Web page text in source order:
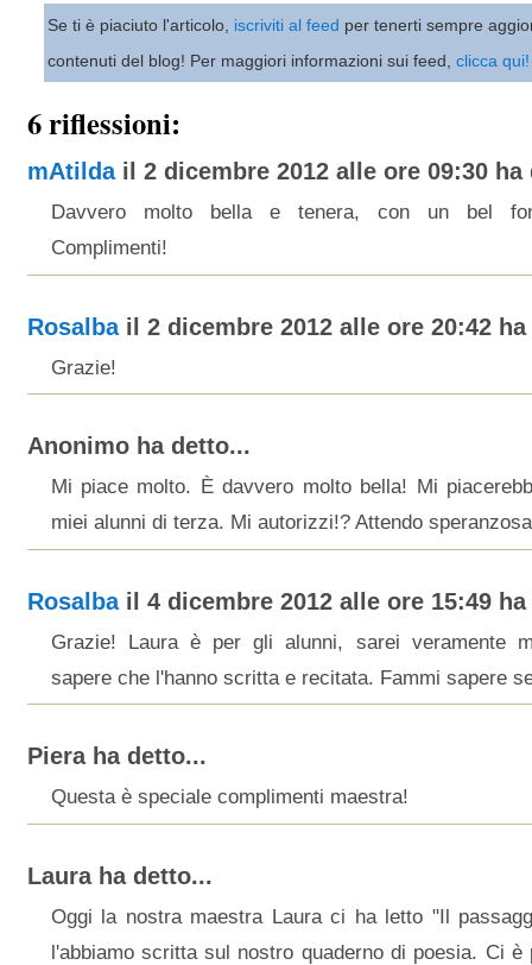
Se ti è piaciuto l'articolo, iscriviti al feed per tenerti sempre
contenuti del blog! Per maggiori informazioni sui feed, clicca qui!
6 riflessioni:
mAtildail 2 dicembre 2012 alle ore 09:30 ha
Davvero molto bella e tenera, con un bel
Complimenti!
Rosalbail 2 dicembre 2012 alle ore 20:42
Grazie!
Anonimo ha detto...
Mi piace molto. È davvero molto bella! Mi
miei alunni di terza. Mi autorizzi!? Attendo
Rosalbail 4 dicembre 2012 alle ore 15:49
Grazie! Laura è per gli alunni, sarei veramente
sapere che l'hanno scritta e recitata. Fammi sapere
Piera ha detto...
Questa è speciale complimenti maestra!
Laura ha detto...
Oggi la nostra maestra Laura ci ha letto "Il
l'abbiamo scritta sul nostro quaderno di poesia. Ci è